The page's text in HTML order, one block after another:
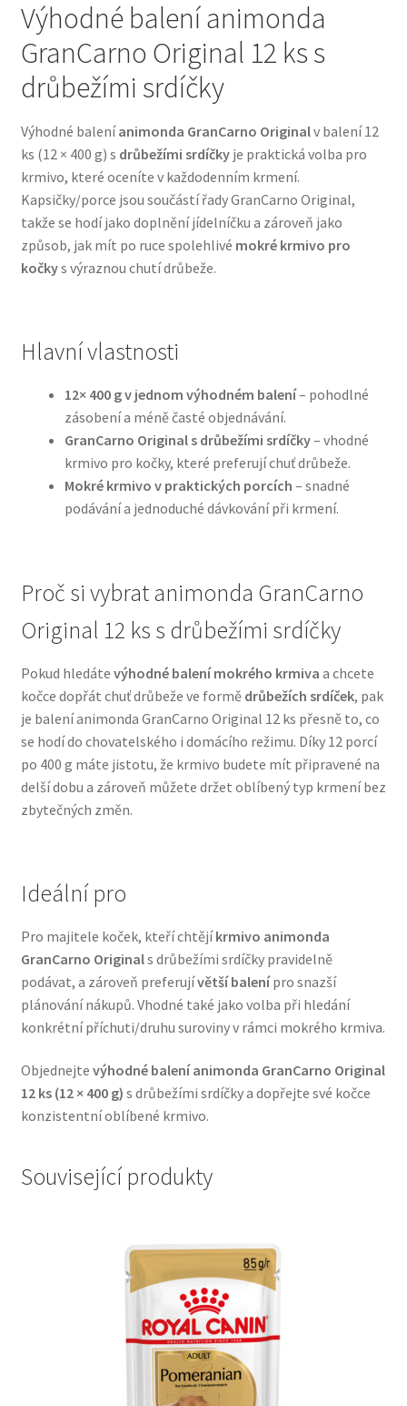
Bozita pro psy — Švédské krmivo s nordickou kvalitou
Brit pro psy
Granule pro psy
Natural Trainer pro psy — Italské krmivo s
přírodními složkami
Happy Dog — Německá kvalita a přirozené složení
Hračky pro psy
Konzervy a kapsičky pro psy
N&D Farmina pro psy — Italské holistic krmivo
Oblečky pro psy
Pelíšky pro psy
Ortopedické pelíšky
Přepravky pro psy
Purizon pro psy — Vysoký obsah masa, bez obilovin
Royal Canin pro psy
Vodítka a obojky
Wolf of Wilderness
Výhodné balení animonda
GranCarno Original 12 ks s
drůbežími srdíčky
Výhodné baleníanimonda GranCarno Originalv balení 12
ks (12 × 400 g) s drůbežími srdíčkyje praktická volba pro
krmivo, které oceníte v každodenním krmení.
Kapsičky/porce jsou součástí řady GranCarno Original,
takže se hodí jako doplnění jídelníčku a zároveň jako
způsob, jak mít po ruce spolehlivé mokré krmivo pro
kočkys výraznou chutí drůbeže.
Hlavní vlastnosti
12× 400 g v jednom výhodném balení– pohodlné
zásobení a méně časté objednávání.
GranCarno Original s drůbežími srdíčky– vhodné
krmivo pro kočky, které preferují chuť drůbeže.
Mokré krmivo v praktických porcích – snadné
podávání a jednoduché dávkování při krmení.
Proč si vybrat animonda GranCarno
Original 12 ks s drůbežími srdíčky
Pokud hledáte výhodné balení mokrého krmiva a chcete
kočce dopřát chuť drůbeže ve formě drůbežích srdíček, pak
je balení animonda GranCarno Original 12 ks přesně to, co
se hodí do chovatelského i domácího režimu. Díky 12 porcí
po 400 g máte jistotu, že krmivo budete mít připravené na
delší dobu a zároveň můžete držet oblíbený typ krmení bez
zbytečných změn.
Ideální pro
Pro majitele koček, kteří chtějíkrmivo animonda
GranCarno Originals drůbežími srdíčky pravidelně
podávat, a zároveň preferujívětší balenípro snazší
plánování nákupů. Vhodné také jako volba při hledání
konkrétní příchuti/druhu suroviny v rámci mokrého krmiva.
Objednejte výhodné balení animonda GranCarno Original
12 ks (12 × 400 g) s drůbežími srdíčky a dopřejte své kočce
konzistentní oblíbené krmivo.
Související produkty